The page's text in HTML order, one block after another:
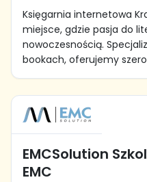
Księgarnia internetowa
miejsce, gdzie pasja do
nowoczesnością.
bookach, oferujemy
EMCSolution
EMC